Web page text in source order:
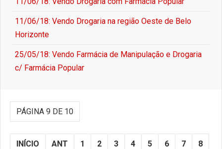
11/06/18: Vendo Drogaria na região Oeste de Belo
Horizonte
25/05/18: Vendo Farmácia de Manipulação e Drogaria
c/ Farmácia Popular
PÁGINA 9 DE 10
INÍCIO ANT 1 2 3 4 5 6 7 8